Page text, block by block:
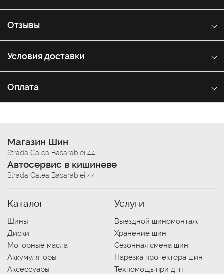
Отзывы
Условия доставки
Оплата
Магазин Шин
Strada Calea Basarabiei 44
Автосервис в кишиневе
Strada Calea Basarabiei 44
Каталог
Шины
Диски
Моторные масла
Аккумуляторы
Аксессуары
Услуги
Выездной шиномонтаж
Хранение шин
Сезонная смена шин
Нарезка протектора шин
Техпомощь при дтп